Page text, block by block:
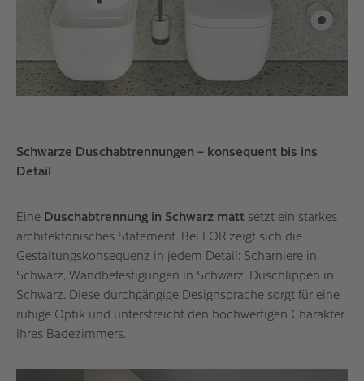
Schwarze Duschabtrennungen – konsequent bis ins
Detail
Eine Duschabtrennung in Schwarz matt setzt ein starkes
architektonisches Statement. Bei FOR zeigt sich die
Gestaltungskonsequenz in jedem Detail: Scharniere in
Schwarz, Wandbefestigungen in Schwarz, Duschlippen in
Schwarz. Diese durchgängige Designsprache sorgt für eine
ruhige Optik und unterstreicht den hochwertigen Charakter
Ihres Badezimmers.